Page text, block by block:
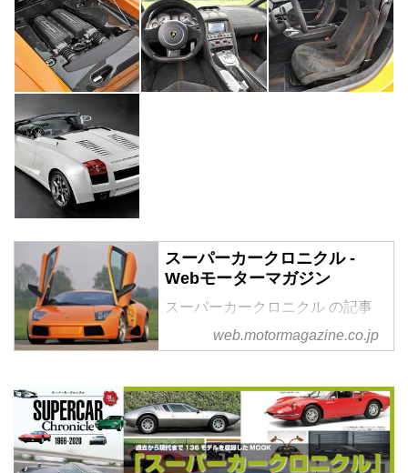
スーパーカークロニクル -
Webモーターマガジン
スーパーカークロニクル の記事
一覧 - 自動車専門誌「Motor
Magazine」を発行するモーター
フがもっと楽しくなる自動車情報
メディアです。自動車業界に詳し
い専門誌編集者がわかりやすく解
説します。
web.motormagazine.co.jp